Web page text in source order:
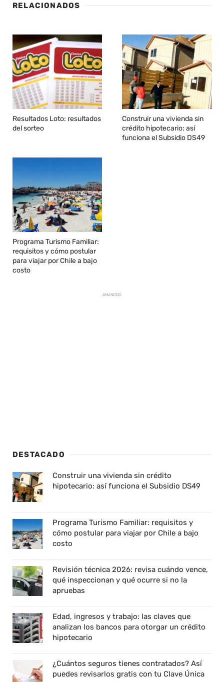
RELACIONADOS
Resultados Loto: resultados
del sorteo
Construir una vivienda sin
crédito hipotecario: así
funciona el Subsidio DS49
Programa Turismo Familiar:
requisitos y cómo postular
para viajar por Chile a bajo
costo
ANUNCIOS
DESTACADO
Construir una vivienda sin crédito
hipotecario: así funciona el Subsidio DS49
Programa Turismo Familiar: requisitos y
cómo postular para viajar por Chile a bajo
costo
Revisión técnica 2026: revisa cuándo vence,
qué inspeccionan y qué ocurre si no la
apruebas
Edad, ingresos y trabajo: las claves que
analizan los bancos para otorgar un crédito
hipotecario
¿Cuántos seguros tienes contratados? Así
puedes revisarlos gratis con tu Clave Única